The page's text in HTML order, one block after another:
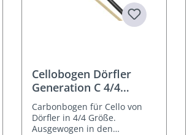
Cellobogen Dörfler
Generation C 4/4
Größe
Carbonbogen für Cello von
Dörfler in 4/4 Größe.
Ausgewogen in den